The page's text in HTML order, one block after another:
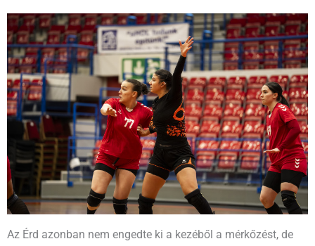
Az Érd azonban nem engedte ki a kezéből a mérkőzést, de